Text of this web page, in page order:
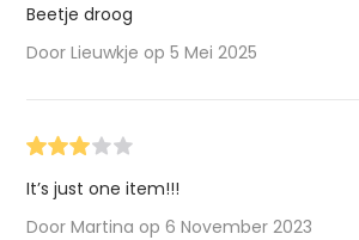
Beetje droog
Door Lieuwkje op 5 Mei 2025
It’s just one item!!!
Door Martina op 6 November 2023